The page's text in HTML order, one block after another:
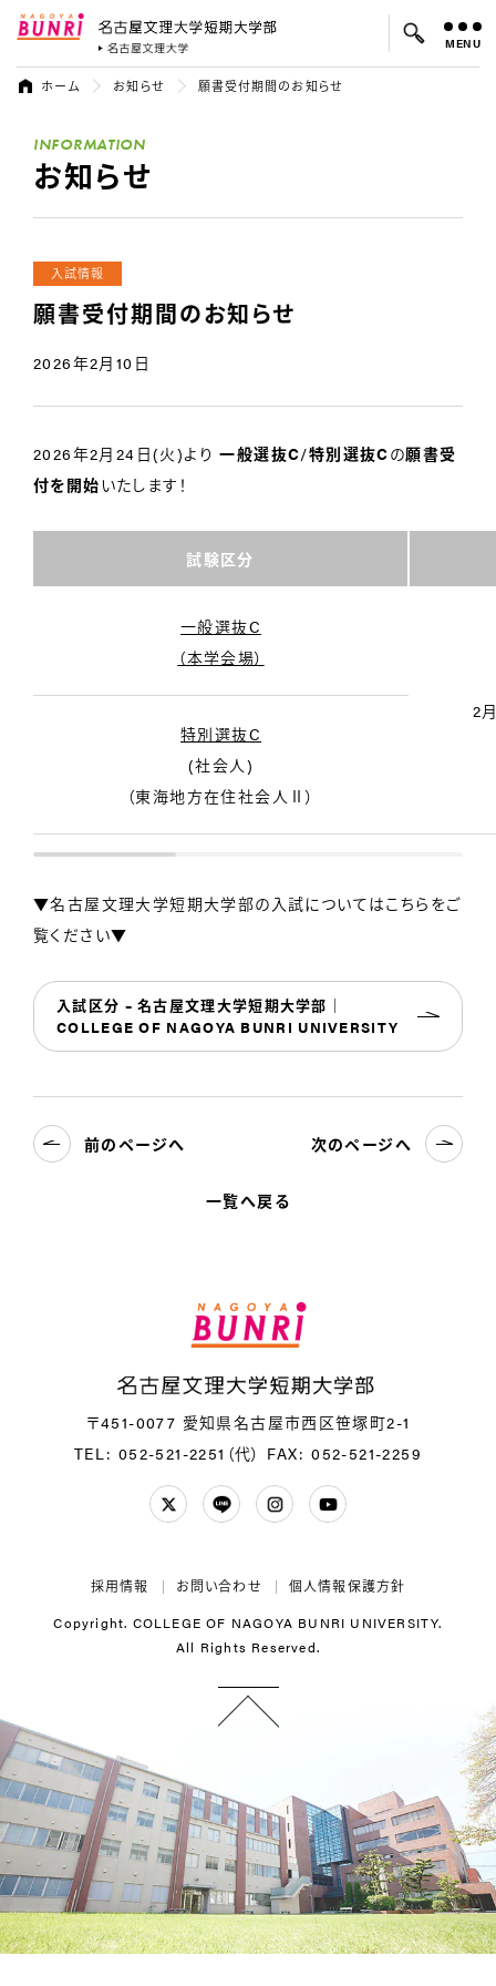
名古屋文理大学 短期大学部
よく検索されているキーワード：
MENU
ホーム お知らせ 願書受付期間のお知らせ
INFORMATION
お知らせ
入試情報
願書受付期間のお知らせ
2026年2月10日
2026年2月24日(火)より一般選抜C/特別選抜Cの願書受
付を開始いたします！
試験区分
一般選抜C
（本学会場）
2
特別選抜C
(社会人)
（東海地方在住社会人Ⅱ）
▼名古屋文理大学短期大学部の入試についてはこちらをご
覧ください▼
入試区分 – 名古屋文理大学短期大学部｜
COLLEGE OF NAGOYA BUNRI UNIVERSITY
一覧へ戻る
前のページへ 次のページへ
〒451-0077 愛知県名古屋市西区笹塚町2-1
TEL: 052-521-2251（代） FAX: 052-521-2259
個人情報保護方針
お問い合わせ
採用情報
Copyright. COLLEGE OF NAGOYA BUNRI UNIVERSITY.
All Rights Reserved.